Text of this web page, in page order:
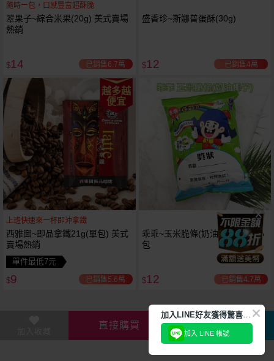
加入購物車
直接購買
隨時一包，口感豐富超酥脆
翠果子~綜合米果(20g) 美式賣場
熱銷
$14 已銷售6.7萬
盛香珍~斯娜普蛋酥(30g)
$12 已銷售4萬
越多越
便宜
上班快速來一杯即沖拿鐵
西雅圖~即品拿鐵21g(單包) 美式
賣場熱銷
單件最低7元
$9 已銷售5.6萬
乖乖~玉米脆條(奶油椰子)18g 小
包
$12 已銷售4.7萬
加
入LINE好友獲得驚喜折扣!
加入 LINE 帳號